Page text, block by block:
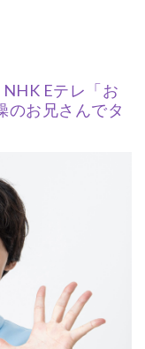
Eテレ「お
のお兄さんでタ